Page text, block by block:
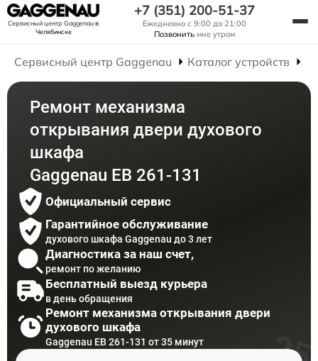
Сервисный центр Gaggenauв
Челябинске
+7 (351) 200-51-37
Ежедневно с 9:00 до 21:00
Позвонить мне утром
Сервисный центр Gaggenau Каталог устройств
Ремонт механизма
открывания двери духового
шкафа
Gaggenau EB 261-131
Официальный сервис
Гарантийное обслуживание
духового шкафа Gaggenau до 3 лет
Диагностика за наш счет,
ремонт по желанию
Бесплатный выезд курьера
в день обращения
Ремонт механизма открывания двери
духового шкафа
Gaggenau EB 261-131 от 35 минут